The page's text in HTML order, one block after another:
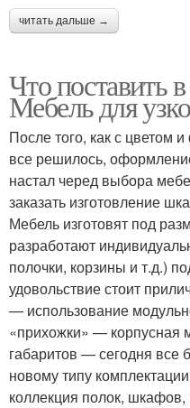
читать дальше →
Что поставить
Мебель для
После того, как с цветом
все решилось,
настал черед выбора
заказать изготовление
Мебель изготовят под
разработают
полочки, корзины и т.д.)
удовольствие стоит
— использование
«прихожки» — корпусная
габаритов — сегодня все
новому типу
коллекция полок,